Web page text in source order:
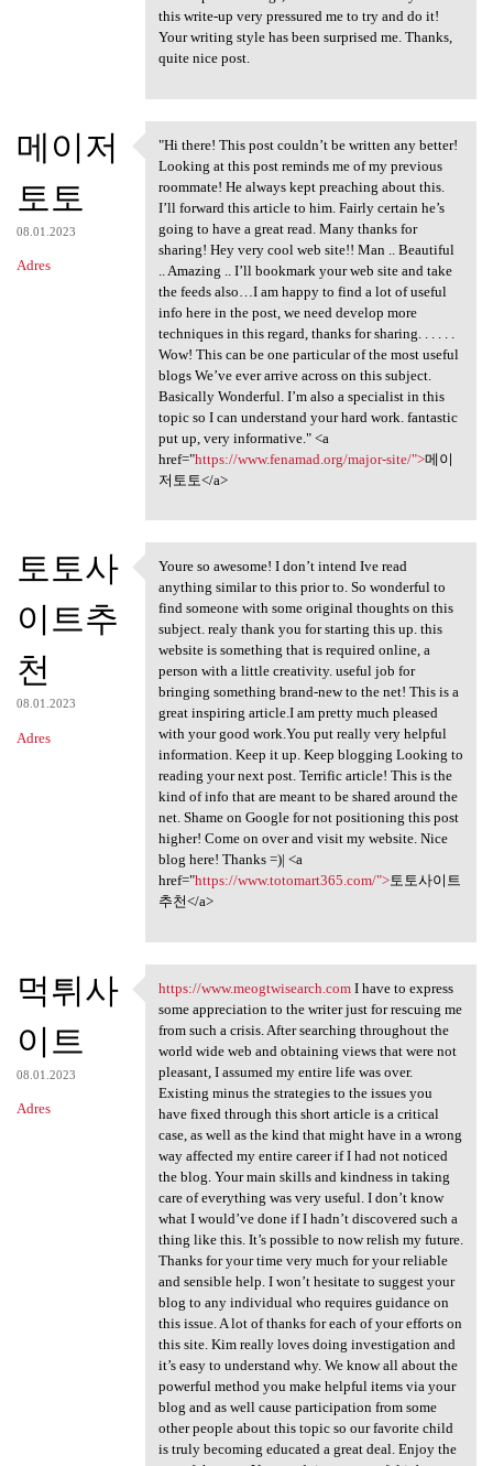
this write-up very pressured me to try and do it!
Your writing style has been surprised me. Thanks,
quite nice post.
메이저
토토
08.01.2023
Adres
"Hi there! This post couldn’t
"Hi there! This post couldn’t be written any better!
Looking at this post reminds me of my previous
roommate! He always kept preaching about this.
I’ll forward this article to him. Fairly certain he’s
going to have a great read. Many thanks for
sharing! Hey very cool web site!! Man .. Beautiful
.. Amazing .. I’ll bookmark your web site and take
the feeds also…I am happy to find a lot of useful
info here in the post, we need develop more
techniques in this regard, thanks for sharing. . . . . .
Wow! This can be one particular of the most useful
blogs We’ve ever arrive across on this subject.
Basically Wonderful. I’m also a specialist in this
topic so I can understand your hard work. fantastic
put up, very informative." <a
href="https://www.fenamad.org/major-site/">메이
저토토</a>
토토사
이트추
천
08.01.2023
Adres
Youre so awesome! I don’t
Youre so awesome! I don’t intend Ive read
anything similar to this prior to. So wonderful to
find someone with some original thoughts on this
subject. realy thank you for starting this up. this
website is something that is required online, a
person with a little creativity. useful job for
bringing something brand-new to the net! This is a
great inspiring article.I am pretty much pleased
with your good work.You put really very helpful
information. Keep it up. Keep blogging Looking to
reading your next post. Terrific article! This is the
kind of info that are meant to be shared around the
net. Shame on Google for not positioning this post
higher! Come on over and visit my website. Nice
blog here! Thanks =)| <a
href="https://www.totomart365.com/">토토사이트
추천</a>
먹튀사
이트
08.01.2023
Adres
https://www.meogtwisearch.com
https://www.meogtwisearch.comI have to express
some appreciation to the writer just for rescuing me
from such a crisis. After searching throughout the
world wide web and obtaining views that were not
pleasant, I assumed my entire life was over.
Existing minus the strategies to the issues you
have fixed through this short article is a critical
case, as well as the kind that might have in a wrong
way affected my entire career if I had not noticed
the blog. Your main skills and kindness in taking
care of everything was very useful. I don’t know
what I would’ve done if I hadn’t discovered such a
thing like this. It’s possible to now relish my future.
Thanks for your time very much for your reliable
and sensible help. I won’t hesitate to suggest your
blog to any individual who requires guidance on
this issue. A lot of thanks for each of your efforts on
this site. Kim really loves doing investigation and
it’s easy to understand why. We know all about the
powerful method you make helpful items via your
blog and as well cause participation from some
other people about this topic so our favorite child
is truly becoming educated a great deal. Enjoy the